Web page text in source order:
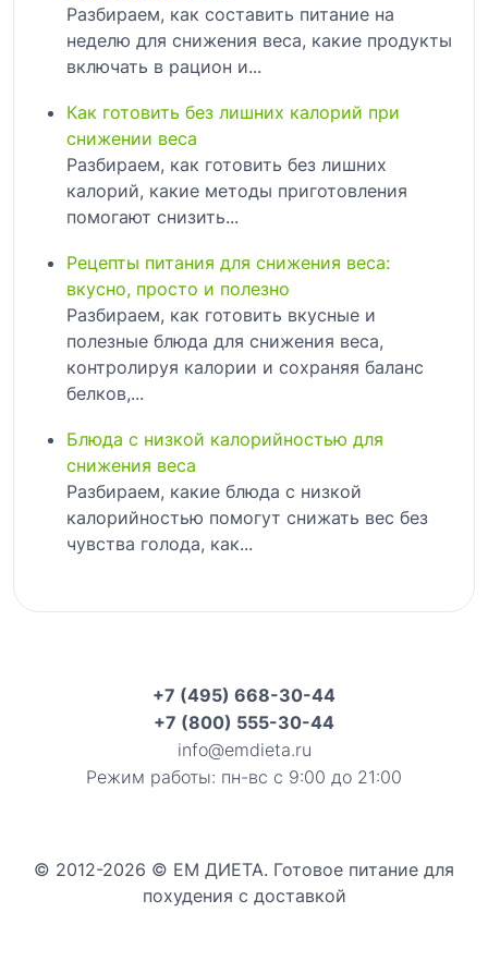
Разбираем, как составить питание на
неделю для снижения веса, какие продукты
включать в рацион и...
Как готовить без лишних калорий при
снижении веса
Разбираем, как готовить без лишних
калорий, какие методы приготовления
помогают снизить...
Рецепты питания для снижения веса:
вкусно, просто и полезно
Разбираем, как готовить вкусные и
полезные блюда для снижения веса,
контролируя калории и сохраняя баланс
белков,...
Блюда с низкой калорийностью для
снижения веса
Разбираем, какие блюда с низкой
калорийностью помогут снижать вес без
чувства голода, как...
+7 (495) 668-30-44
+7 (800) 555-30-44
info@emdieta.ru
Режим работы: пн-вс с 9:00 до 21:00
© 2012-2026 © ЕМ ДИЕТА. Готовое питание для
похудения с доставкой